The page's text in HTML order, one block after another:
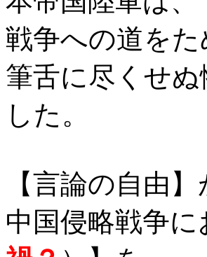
戦争への道を
筆舌に尽くせ
した。
【言論の自由
中国侵略戦争